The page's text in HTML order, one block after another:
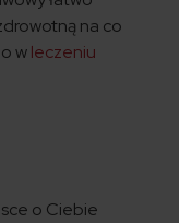
na co
wleczeniu
o Ciebie